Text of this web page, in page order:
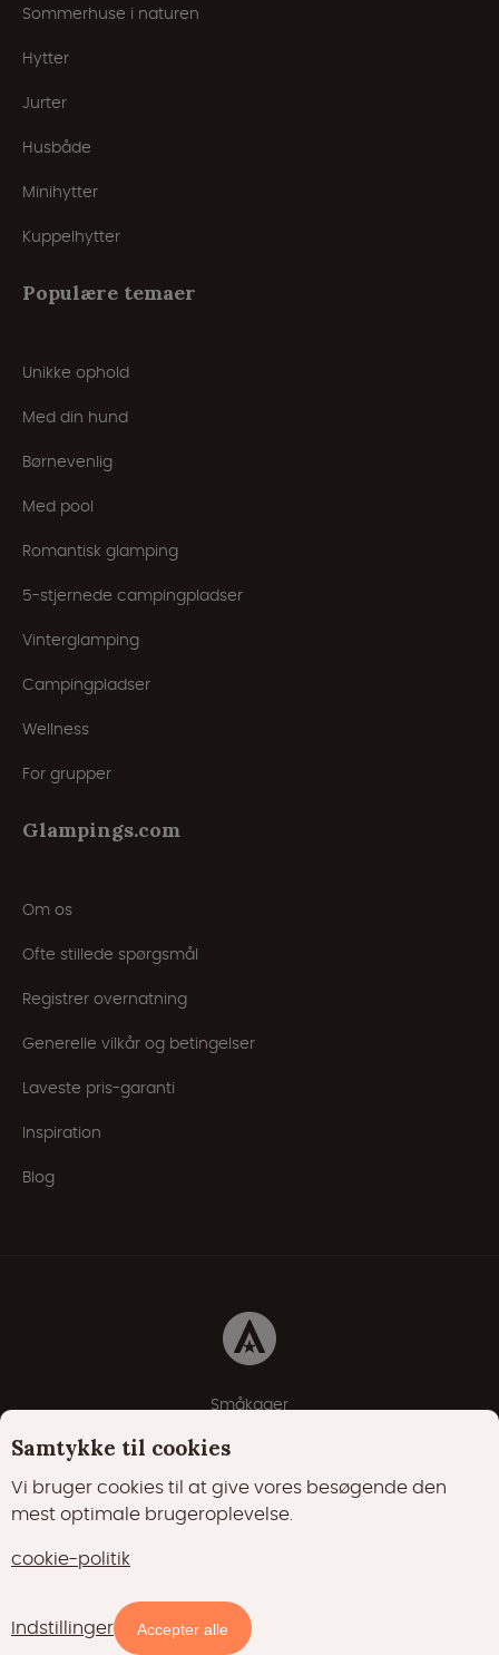
Tilgængelighed og priser
Sommerhuse i naturen
Hytter
Jurter
Husbåde
Minihytter
Kuppelhytter
Populære temaer
Unikke ophold
Med din hund
Børnevenlig
Med pool
Romantisk glamping
5-stjernede campingpladser
Vinterglamping
Campingpladser
Wellness
For grupper
Glampings.com
Om os
Ofte stillede spørgsmål
Registrer overnatning
Generelle vilkår og betingelser
Laveste pris-garanti
Inspiration
Blog
Småkager
Erklæring om beskyttelse af personlige oplysninger
22000 Synes godt om
Samtykke til cookies
Vi bruger cookies til at give vores besøgende den
mest optimale brugeroplevelse.
cookie-politik
Indstillinger Accepter alle